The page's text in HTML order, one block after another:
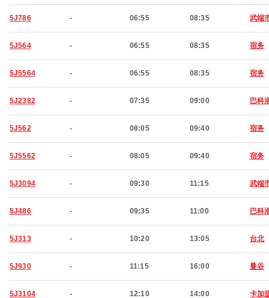
5J786 - 06:55 08:35 武端
5J564 - 06:55 08:35 宿务
5J5564 - 06:55 08:35 宿务
5J2382 - 07:35 09:00 巴科
5J562 - 08:05 09:40 宿务
5J5562 - 08:05 09:40 宿务
5J3094 - 09:30 11:15 武端
5J486 - 09:35 11:00 巴科
5J313 - 10:20 13:05 台北
5J930 - 11:15 16:00 曼谷
5J3104 - 12:10 14:00 卡加